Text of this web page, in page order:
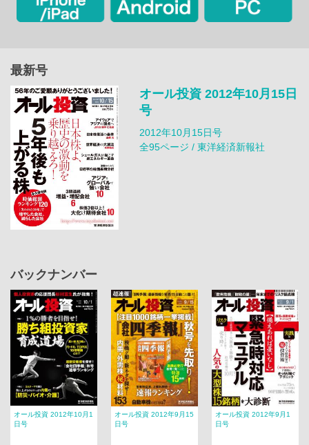
最新号
オール投資 2012年10月15日
号
2012年10月15日号
全95ページ / 東洋経済新報社
バックナンバー
オール投資 2012年10月1
日号
オール投資 2012年9月15
日号
オール投資 2012年9月1
日号